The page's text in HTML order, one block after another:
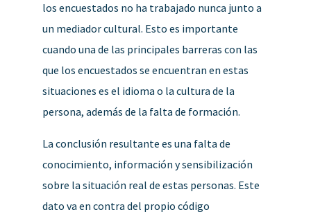
los encuestados no ha trabajado nunca junto a
un mediador cultural. Esto es importante
cuando una de las principales barreras con las
que los encuestados se encuentran en estas
situaciones es el idioma o la cultura de la
persona, además de la falta de formación.
La conclusión resultante es una falta de
conocimiento, información y sensibilización
sobre la situación real de estas personas. Este
dato va en contra del propio código